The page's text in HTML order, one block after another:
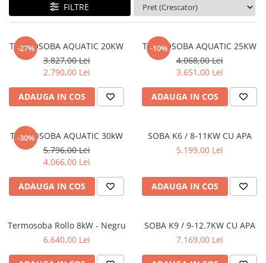
FILTRE
-27%
TERMOSOBA AQUATIC 20KW
3.827,00 Lei
2.790,00 Lei
ADAUGA IN COS
-10%
TERMOSOBA AQUATIC 25KW
4.068,00 Lei
3.651,00 Lei
ADAUGA IN COS
-30%
TERMOSOBA AQUATIC 30kW
5.796,00 Lei
4.066,00 Lei
ADAUGA IN COS
SOBA K6 / 8-11KW CU APA
5.199,00 Lei
ADAUGA IN COS
Termosoba Rollo 8kW - Negru
6.640,00 Lei
SOBA K9 / 9-12.7KW CU APA
7.169,00 Lei